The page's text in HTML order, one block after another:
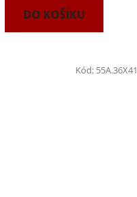
DO KOŠÍKU
Kód: 55A.36X41